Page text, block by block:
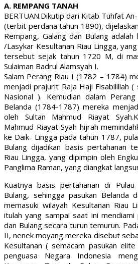
A. REMPANG TANAH
BERTUAN.Dikutip dari Kitab Tuhfat
(terbit perdana tahun 1890),
Rempang, Galang dan Bulang
/Lasykar Kesultanan Riau Lingga,
tersebut sejak tahun 1720 M, di
Sulaiman Badrul Alamsyah I.
Salam Perang Riau I (1782 – 1784)
menjadi prajurit Raja Haji Fisabilillah (
Nasional ). Kemudian dalam
Belanda (1784-1787) mereka
oleh Sultan Mahmud Riayat
Mahmud Riayat Syah hijrah
ke Daik- Lingga pada tahun 1787,
Bulang dijadikan basis pertahanan
Riau Lingga, yang dipimpin oleh
Panglima Raman, yang diangkat
Kuatnya basis pertahanan di Pulau
Bulang, sehingga pasukan Belanda
memasuki wilayah Kesultanan Riau
itulah yang sampai saat ini mendiami
dan Bulang secara turun temurun.
II, nenek moyang mereka disebut
Kesultanan ( semacam pasukan
penguasa Negara Indonesia